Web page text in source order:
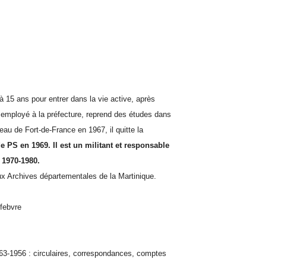
15 ans pour entrer dans la vie active, après
à la préfecture, reprend des études dans
de Fort-de-France en 1967, il quitte la
PS en 1969. Il est un militant et responsable
1980.
Archives départementales de la Martinique.
1956 : circulaires, correspondances, comptes